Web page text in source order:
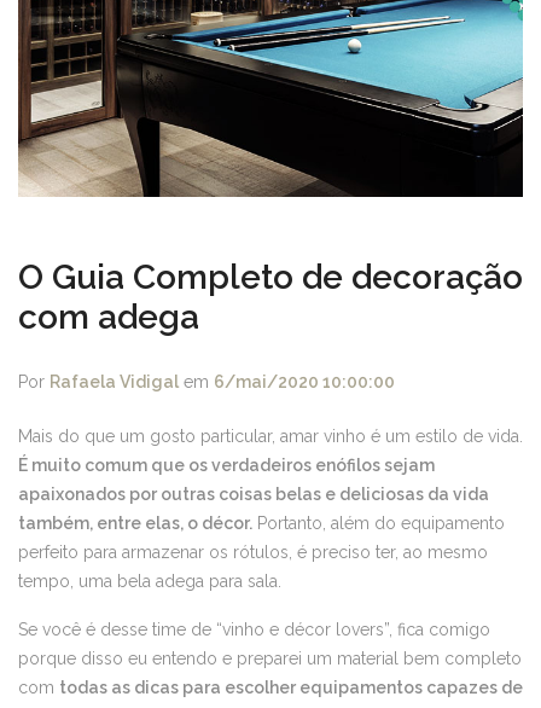
O Guia Completo de decoração
com adega
Por Rafaela Vidigal em 6/mai/2020 10:00:00
Mais do que um gosto particular, amar vinho é um estilo de vida.
É muito comum que os verdadeiros enófilos sejam
apaixonados por outras coisas belas e deliciosas da vida
também, entre elas, o décor. Portanto, além do equipamento
perfeito para armazenar os rótulos, é preciso ter, ao mesmo
tempo, uma bela adega para sala.
Se você é desse time de “vinho e décor lovers”, fica comigo
porque disso eu entendo e preparei um material bem completo
com todas as dicas para escolher equipamentos capazes de